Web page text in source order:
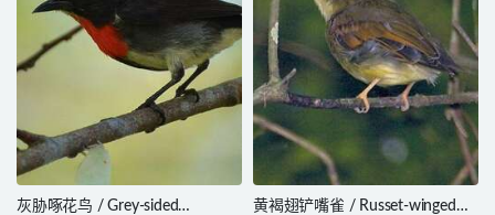
灰胁啄花鸟 / Grey-sided
黄褐翅铲嘴雀 / Russet-winged